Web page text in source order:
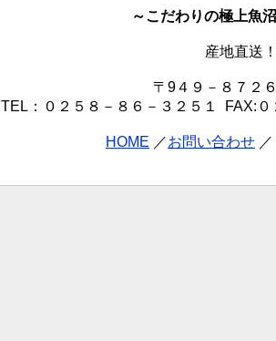
～こだわりの極上魚
産地直送
〒9４９－８７２
TEL：０２５８－８６－３２５１ FAX:
HOME ／お問い合わせ ／